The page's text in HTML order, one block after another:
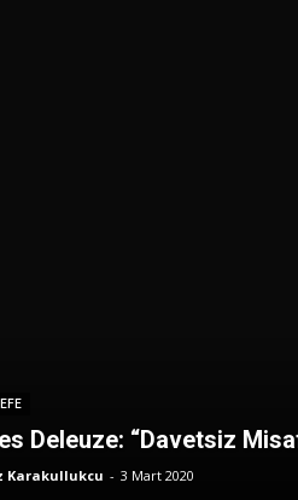
Deleuze: “Davetsiz
Karakullukcu - 3 Mart 2020